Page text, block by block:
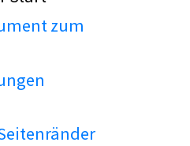
zum